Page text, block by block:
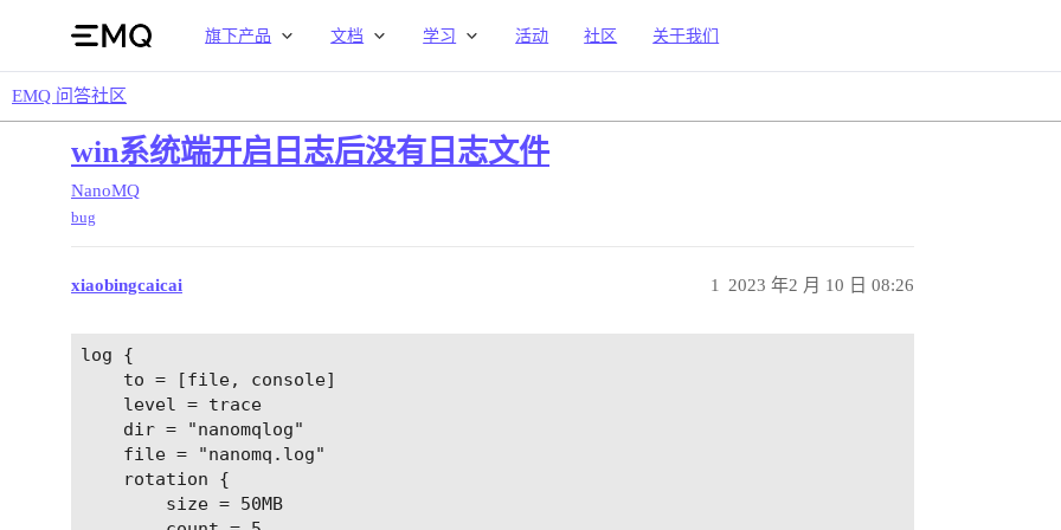
旗下产品 文档 学习 活动 社区 关于我们
EMQ 问答社区
win系统端开启日志后没有日志文件
NanoMQ
bug
xiaobingcaicai 2023 年2 月 10 日 08:26
1
log {